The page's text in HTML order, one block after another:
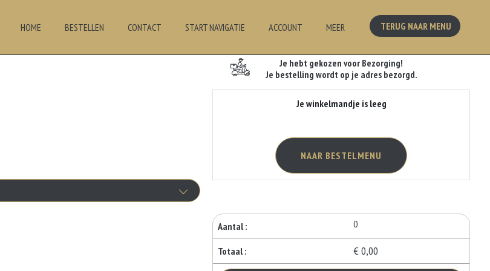
HOME BESTELLEN CONTACT START NAVIGATIE ACCOUNT MEER TERUG NAAR MENU
Je hebt gekozen voor Bezorging!
Je bestelling wordt op je adres bezorgd.
Je winkelmandje is leeg
NAAR BESTELMENU
Aantal : 0
Totaal : € 0,00
Je Bestelling